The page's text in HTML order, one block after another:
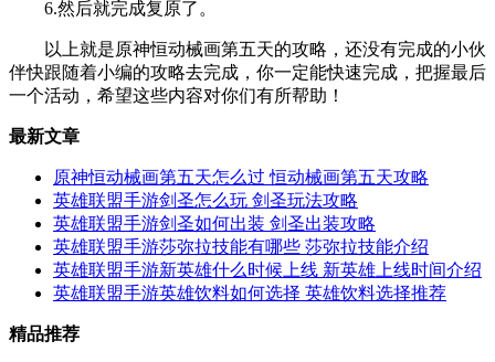
6.然后就完成复原了。
以上就是原神恒动械画第五天的攻略，还没有完成的小伙
伴快跟随着小编的攻略去完成，你一定能快速完成，把握最后
一个活动，希望这些内容对你们有所帮助！
最新文章
原神恒动械画第五天怎么过 恒动械画第五天攻略
英雄联盟手游剑圣怎么玩 剑圣玩法攻略
英雄联盟手游剑圣如何出装 剑圣出装攻略
英雄联盟手游莎弥拉技能有哪些 莎弥拉技能介绍
英雄联盟手游新英雄什么时候上线 新英雄上线时间介绍
英雄联盟手游英雄饮料如何选择 英雄饮料选择推荐
精品推荐